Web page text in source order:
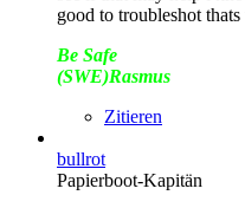
good to troubleshot
Be Safe
(SWE)Rasmus
Zitieren
bullrot
Papierboot-Kapitän